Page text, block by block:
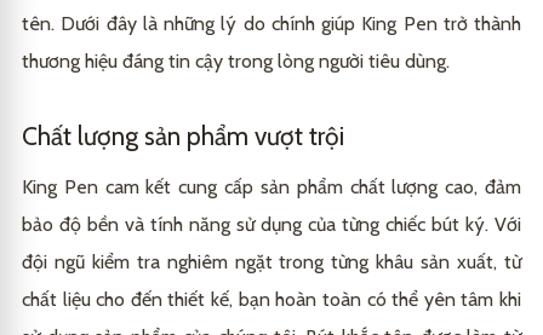
tên. Dưới đây là những lý do chính giúp King Pen trở thành
thương hiệu đáng tin cậy trong lòng người tiêu dùng.
Chất lượng sản phẩm vượt trội
King Pen cam kết cung cấp sản phẩm chất lượng cao, đảm
bảo độ bền và tính năng sử dụng của từng chiếc bút ký. Với
đội ngũ kiểm tra nghiêm ngặt trong từng khâu sản xuất, từ
chất liệu cho đến thiết kế, bạn hoàn toàn có thể yên tâm khi